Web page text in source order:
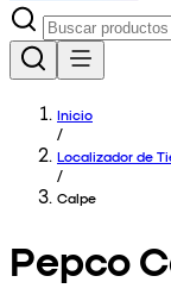
Inicio
/
Localizador de
/
Calpe
Pepco